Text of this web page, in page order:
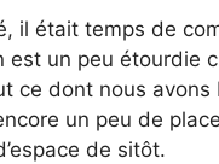
il était temps de
est un peu
ce dont nous avons
un peu de
de sitôt.